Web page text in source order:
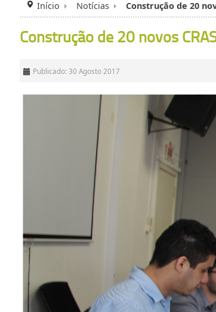
Início Notícias Construção de 20
Construção de 20 novos
Publicado: 30 Agosto 2017